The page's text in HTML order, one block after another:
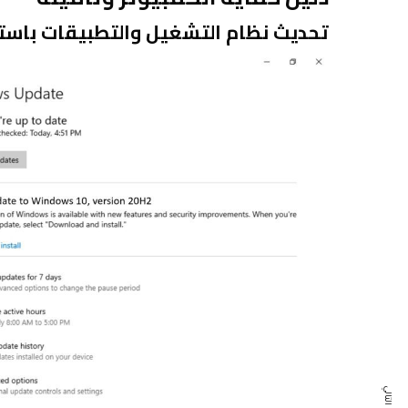
تحديث نظام التشغيل والتطبيقات